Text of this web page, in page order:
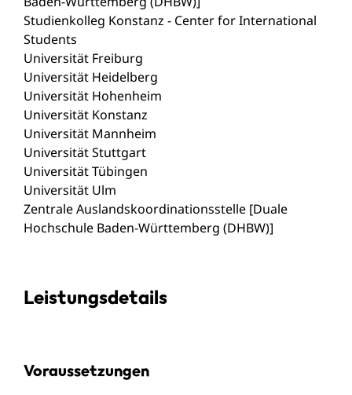
Studienkolleg Konstanz - Center for International
Students
Universität Freiburg
Universität Heidelberg
Universität Hohenheim
Universität Konstanz
Universität Mannheim
Universität Stuttgart
Universität Tübingen
Universität Ulm
Zentrale Auslandskoordinationsstelle [Duale
Hochschule Baden-Württemberg (DHBW)]
Leistungsdetails
Voraussetzungen